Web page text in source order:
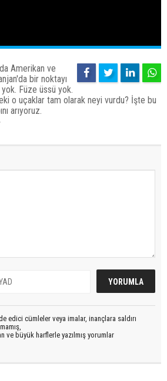
Amerikan ve
bir noktayı
Füze üssü yok.
o uçaklar tam olarak neyi vurdu? İşte bu
arıyoruz.
edici cümleler veya imalar, inançlara saldırı
ve büyük harflerle yazılmış yorumlar